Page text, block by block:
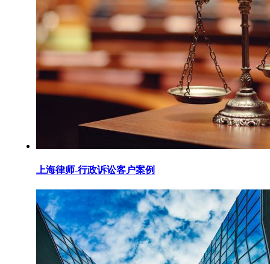
上海律师-行政诉讼客户案例